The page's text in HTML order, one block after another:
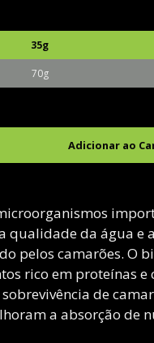
35g
70g
qualidade da água e
pelos camarões. O
rico em proteínas e
de
a absorção de